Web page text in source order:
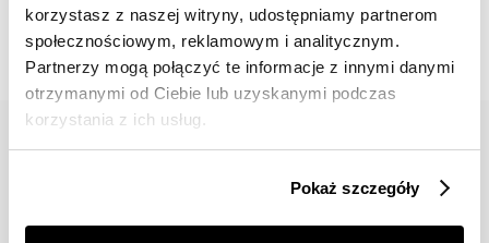
korzystasz z naszej witryny, udostępniamy partnerom
społecznościowym, reklamowym i analitycznym.
Partnerzy mogą połączyć te informacje z innymi danymi
otrzymanymi od Ciebie lub uzyskanymi podczas
korzystania z ich usług.
Pokaż szczegóły
#topsecretfashion